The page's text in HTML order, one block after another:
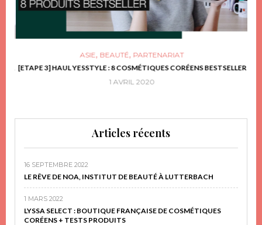
ASIE, BEAUTÉ, PARTENARIAT
[ETAPE 3] HAUL YESSTYLE : 8 COSMÉTIQUES CORÉENS BESTSELLER
1 AVRIL 2020
Articles récents
16 SEPTEMBRE 2022
LE RÊVE DE NOA, INSTITUT DE BEAUTÉ À LUTTERBACH
1 MARS 2022
LYSSA SELECT : BOUTIQUE FRANÇAISE DE COSMÉTIQUES
CORÉENS + TESTS PRODUITS